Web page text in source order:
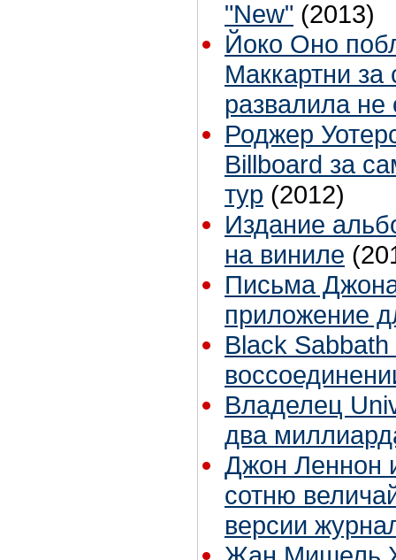
"New" (2013)
Йоко Оно
Маккартни за
развалила не
Роджер
Billboard за
тур (2012)
Издание
на виниле
Письма
приложение
Black
Владелец
два
Джон Леннон
сотню
версии